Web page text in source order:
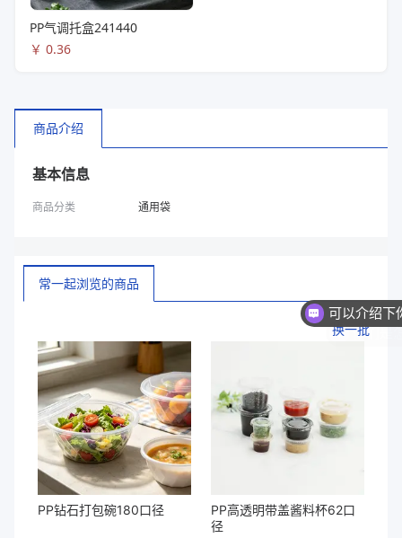
PP气调托盒241440
￥ 0.36
商品介绍
基本信息
商品分类 通用袋
常一起浏览的商品
换一批
PP钻石打包碗180口径
PP高透明带盖酱料杯62口
径
你们是